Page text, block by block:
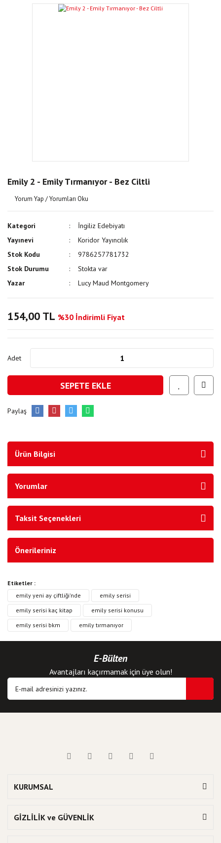
Emily 2 - Emily Tırmanıyor - Bez Ciltli
Yorum Yap / Yorumları Oku
Kategori
İngiliz Edebiyatı
Yayınevi
Koridor Yayıncılık
Stok Kodu
9786257781732
Stok Durumu
Stokta var
Yazar
Lucy Maud Montgomery
154,00 TL %30 İndirimli Fiyat
Adet
SEPETE EKLE
Paylaş
Ürün Bilgisi
Yorumlar
Taksit Seçenekleri
Önerileriniz
Etiketler :
emily yeni ay çiftliği'nde
emily serisi
emily serisi kaç kitap
emily serisi konusu
emily serisi bkm
emily tırmanıyor
E-Bülten
Avantajları kaçırmamak için üye olun!
KURUMSAL
GİZLİLİK ve GÜVENLİK